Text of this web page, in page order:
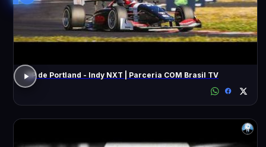
GP de Portland - Indy NXT | Parceria COM Brasil TV